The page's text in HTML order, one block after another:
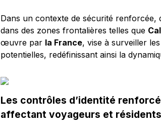
Dans un contexte de sécurité renforcée,
dans des zones frontalières telles que
œuvre par la France, vise à surveiller
potentielles, redéfinissant ainsi la
Les contrôles d’identité
affectant voyageurs et